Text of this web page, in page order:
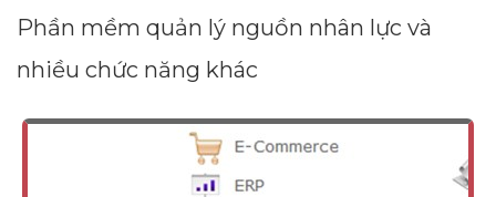
Phần mềm quản lý nguồn nhân lực và
nhiều chức năng khác